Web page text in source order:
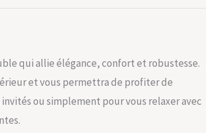
qui allie élégance, confort et robustesse.
et vous permettra de profiter de
ou simplement pour vous relaxer avec